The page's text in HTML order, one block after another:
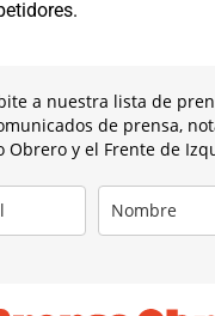
a nuestra lista de
de prensa,
Obrero y el Frente de